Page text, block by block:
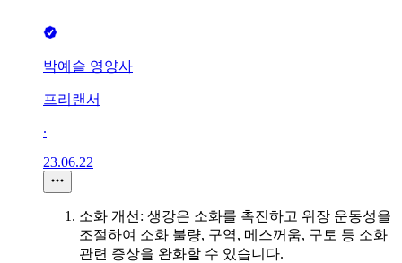
박예슬 영양사
프리랜서
∙
23.06.22
소화 개선: 생강은 소화를 촉진하고 위장 운동성을
조절하여 소화 불량, 구역, 메스꺼움, 구토 등 소화
관련 증상을 완화할 수 있습니다.